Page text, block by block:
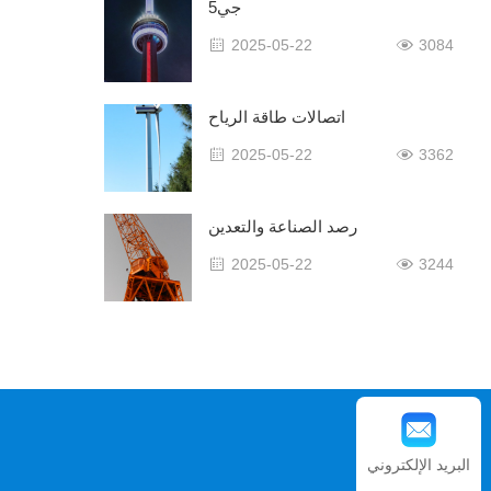
5جي
2025-05-22 3084
اتصالات طاقة الرياح
2025-05-22 3362
رصد الصناعة والتعدين
2025-05-22 3244
البريد الإلكتروني